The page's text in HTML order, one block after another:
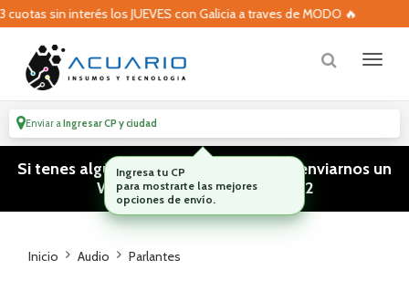
sin interés los JUEVES con Galicia a traves de MODO 🔥
Enviar aIngresar CP y ciudad
Si tenes algún tipo de consulta podes enviarnos un
WhatsApp! (011) 15 5386 3812
Inicio Audio Parlantes